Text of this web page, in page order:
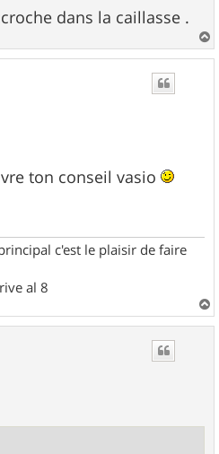
dans la caillasse .
a
u
ton conseil vasio
c'est le plaisir de faire
al 8
a